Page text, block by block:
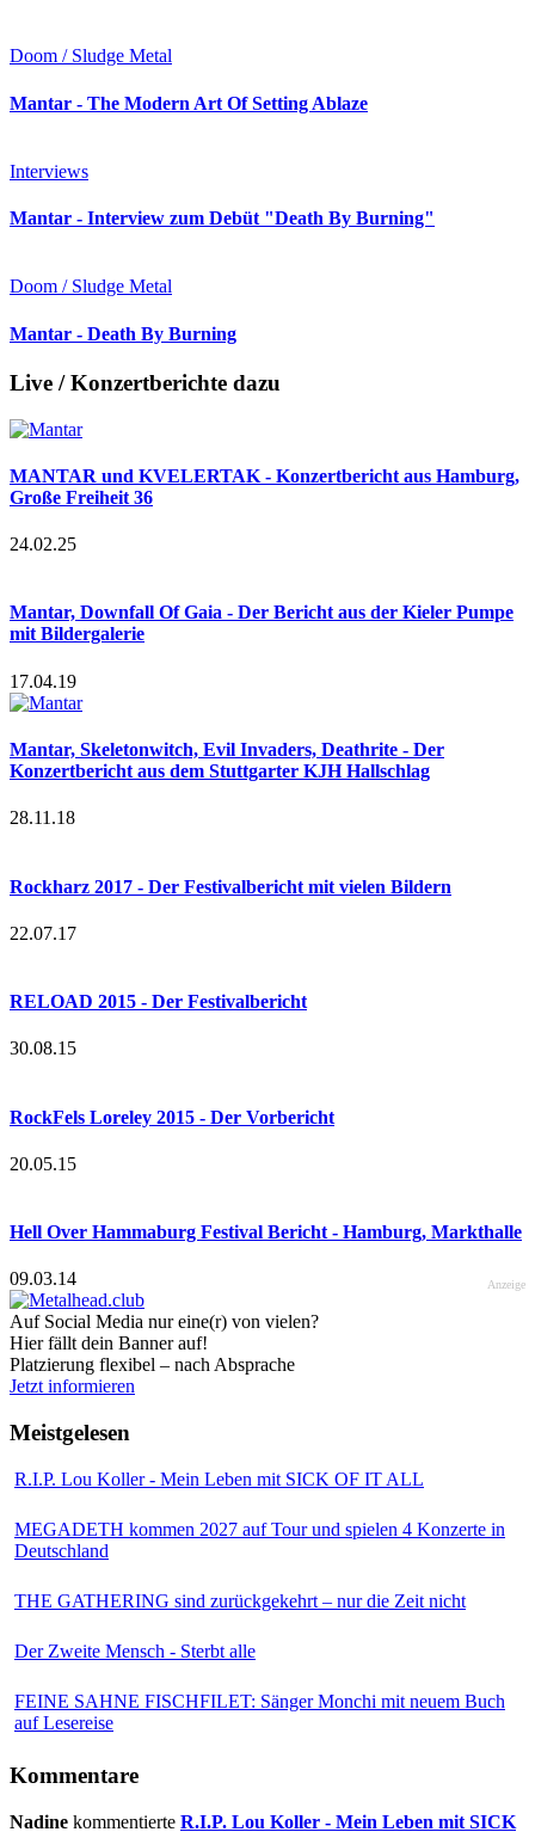
Doom / Sludge Metal
Mantar - The Modern Art Of Setting Ablaze
Interviews
Mantar - Interview zum Debüt "Death By Burning"
Doom / Sludge Metal
Mantar - Death By Burning
Live / Konzertberichte dazu
MANTAR und KVELERTAK - Konzertbericht aus Hamburg,
Große Freiheit 36
24.02.25
Mantar, Downfall Of Gaia - Der Bericht aus der Kieler Pumpe
mit Bildergalerie
17.04.19
Mantar, Skeletonwitch, Evil Invaders, Deathrite - Der
Konzertbericht aus dem Stuttgarter KJH Hallschlag
28.11.18
Rockharz 2017 - Der Festivalbericht mit vielen Bildern
22.07.17
RELOAD 2015 - Der Festivalbericht
30.08.15
RockFels Loreley 2015 - Der Vorbericht
20.05.15
Hell Over Hammaburg Festival Bericht - Hamburg, Markthalle
09.03.14 Anzeige
Auf Social Media nur eine(r) von vielen?
Hier fällt dein Banner auf!
Platzierung flexibel – nach Absprache
Jetzt informieren
Meistgelesen
R.I.P. Lou Koller - Mein Leben mit SICK OF IT ALL
MEGADETH kommen 2027 auf Tour und spielen 4 Konzerte in
Deutschland
THE GATHERING sind zurückgekehrt – nur die Zeit nicht
Der Zweite Mensch - Sterbt alle
FEINE SAHNE FISCHFILET: Sänger Monchi mit neuem Buch
auf Lesereise
Kommentare
Nadine kommentierte R.I.P. Lou Koller - Mein Leben mit SICK